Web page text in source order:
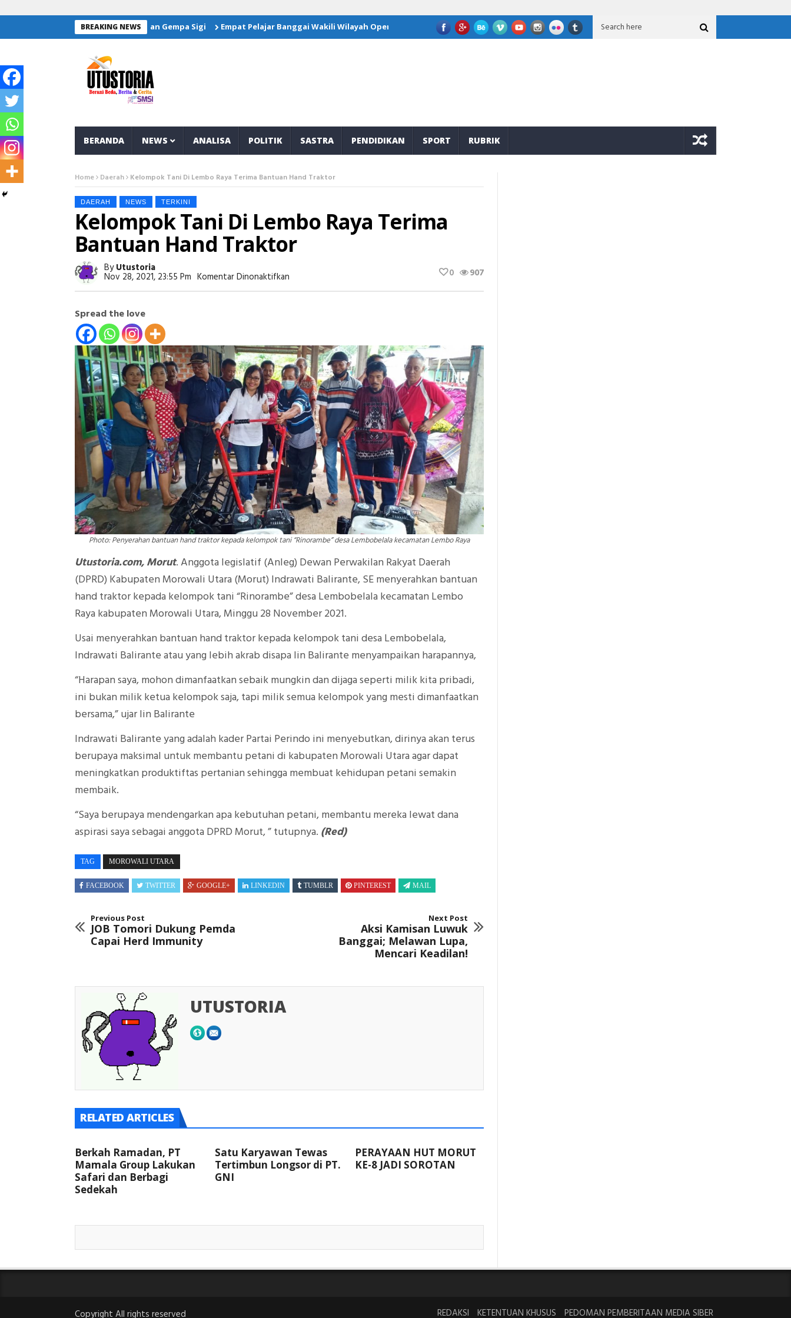
BREAKING NEWS
Salurkan Bantuan Untuk Korban Gempa Sigi Empat Pelajar Banggai Wakili Wilayah Operasi JOB Tomori di Program Kepemimpinan Nasional GFLN 2026
BERANDA NEWS ANALISA POLITIK SASTRA PENDIDIKAN SPORT RUBRIK
Home Daerah Kelompok Tani Di Lembo Raya Terima Bantuan Hand Traktor
DAERAH NEWS TERKINI
Kelompok Tani Di Lembo Raya Terima
Bantuan Hand Traktor
ByUtustoria
Nov 28, 2021, 23:55 Pm Komentar Dinonaktifkan
Tani
Bantuan
Hand
Traktor
907
0
Spread the love
Photo: Penyerahan bantuan hand traktor kepada kelompok tani “Rinorambe” desa Lembobelala kecamatan Lembo Raya
Utustoria.com, Morut. Anggota legislatif (Anleg) Dewan Perwakilan Rakyat Daerah
(DPRD) Kabupaten Morowali Utara (Morut) Indrawati Balirante, SE menyerahkan bantuan
hand traktor kepada kelompok tani “Rinorambe” desa Lembobelala kecamatan Lembo
Raya kabupaten Morowali Utara, Minggu 28 November 2021.
Usai menyerahkan bantuan hand traktor kepada kelompok tani desa Lembobelala,
Indrawati Balirante atau yang lebih akrab disapa Iin Balirante menyampaikan harapannya,
“Harapan saya, mohon dimanfaatkan sebaik mungkin dan dijaga seperti milik kita pribadi,
ini bukan milik ketua kelompok saja, tapi milik semua kelompok yang mesti dimanfaatkan
bersama,” ujar Iin Balirante
Indrawati Balirante yang adalah kader Partai Perindo ini menyebutkan, dirinya akan terus
berupaya maksimal untuk membantu petani di kabupaten Morowali Utara agar dapat
meningkatkan produktiftas pertanian sehingga membuat kehidupan petani semakin
membaik.
“Saya berupaya mendengarkan apa kebutuhan petani, membantu mereka lewat dana
aspirasi saya sebagai anggota DPRD Morut, ” tutupnya. (Red)
TAG MOROWALI UTARA
FACEBOOK TWITTER GOOGLE+ LINKEDIN TUMBLR PINTEREST MAIL
Previous Post
JOB Tomori Dukung Pemda
Capai Herd Immunity
Next Post
Aksi Kamisan Luwuk
Banggai; Melawan Lupa,
Mencari Keadilan!
UTUSTORIA
RELATED ARTICLES
Berkah Ramadan, PT
Mamala Group Lakukan
Safari dan Berbagi
Sedekah
Satu Karyawan Tewas
Tertimbun Longsor di PT.
GNI
PERAYAAN HUT MORUT
KE-8 JADI SOROTAN
Copyright All rights reserved REDAKSI KETENTUAN KHUSUS PEDOMAN PEMBERITAAN MEDIA SIBER